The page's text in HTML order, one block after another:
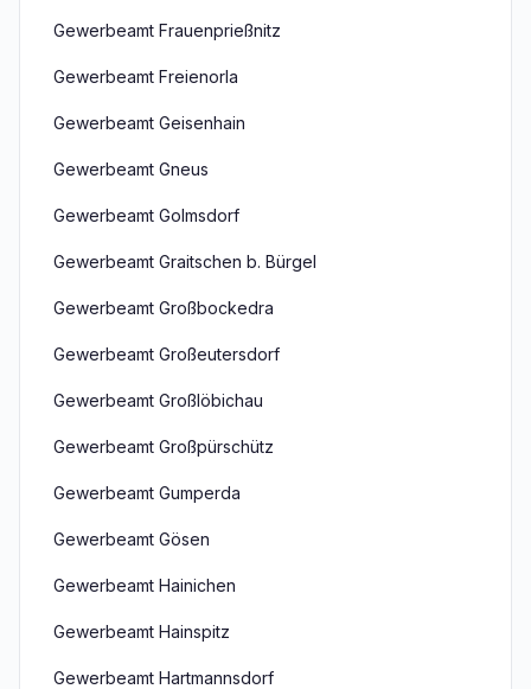
Gewerbeamt Frauenprießnitz
Gewerbeamt Freienorla
Gewerbeamt Geisenhain
Gewerbeamt Gneus
Gewerbeamt Golmsdorf
Gewerbeamt Graitschen b. Bürgel
Gewerbeamt Großbockedra
Gewerbeamt Großeutersdorf
Gewerbeamt Großlöbichau
Gewerbeamt Großpürschütz
Gewerbeamt Gumperda
Gewerbeamt Gösen
Gewerbeamt Hainichen
Gewerbeamt Hainspitz
Gewerbeamt Hartmannsdorf